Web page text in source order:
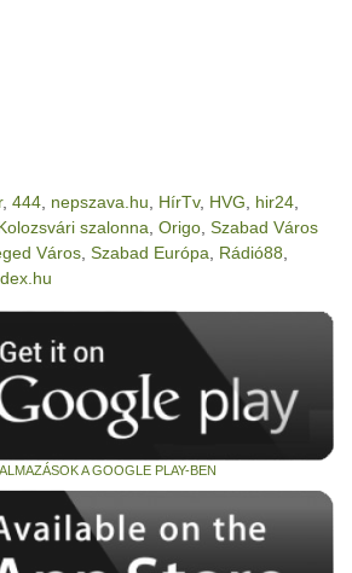
, 444 nepszava.hu HírTv, HVG hir24
szalonna Origo Szabad Város
Város Szabad Európa Rádió88
A GOOGLE PLAY-BEN